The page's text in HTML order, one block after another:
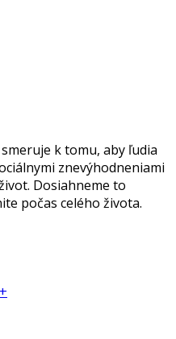
k tomu, aby ľudia
znevýhodneniami
Dosiahneme to
počas celého života.